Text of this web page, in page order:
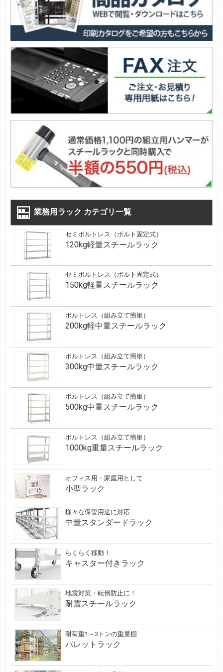
業務用ラック カテゴリ一覧
セミボルトレス（ボルト固定式）
120kg軽量スチールラック
セミボルトレス（ボルト固定式）
150kg軽量スチールラック
ボルトレス（組み立て簡単）
200kg軽中量スチールラック
ボルトレス（組み立て簡単）
300kg中量スチールラック
ボルトレス（組み立て簡単）
500kg中量スチールラック
ボルトレス（組み立て簡単）
1000kg重量スチールラック
オフィス用・家庭用として
小型ラック
様々な保管用途に対応
中量スタンダードラック
らくらく移動！
キャスター付きラック
地震対策・転倒防止に！
耐震スチールラック
耐荷重1～3トンの重量棚
パレットラック